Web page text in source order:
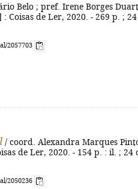
Belo ; pref. Irene Borges
Coisas de Ler, 2020. - 269 p. ; 24
2057703
/ coord. Alexandra Marques
de Ler, 2020. - 154 p. : il. ; 24
2050236